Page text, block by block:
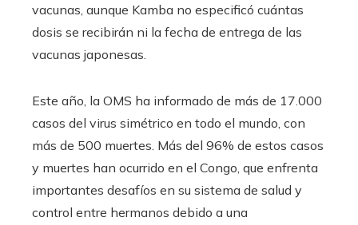
vacunas, aunque Kamba no especificó cuántas
dosis se recibirán ni la fecha de entrega de las
vacunas japonesas.
Este año, la OMS ha informado de más de 17.000
casos del virus simétrico en todo el mundo, con
más de 500 muertes. Más del 96% de estos casos
y muertes han ocurrido en el Congo, que enfrenta
importantes desafíos en su sistema de salud y
control entre hermanos debido a una